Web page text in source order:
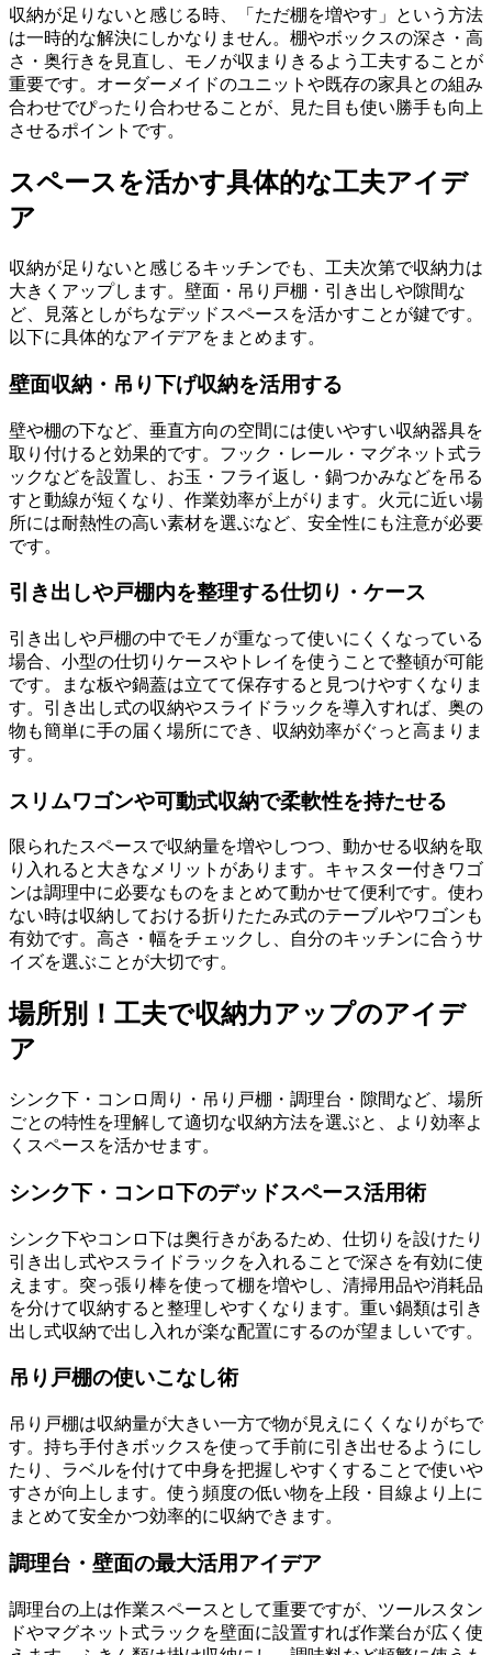
収納が足りないと感じる時、「ただ棚を増やす」という方法
は一時的な解決にしかなりません。棚やボックスの深さ・高
さ・奥行きを見直し、モノが収まりきるよう工夫することが
重要です。オーダーメイドのユニットや既存の家具との組み
合わせでぴったり合わせることが、見た目も使い勝手も向上
させるポイントです。
スペースを活かす具体的な工夫アイデ
ア
収納が足りないと感じるキッチンでも、工夫次第で収納力は
大きくアップします。壁面・吊り戸棚・引き出しや隙間な
ど、見落としがちなデッドスペースを活かすことが鍵です。
以下に具体的なアイデアをまとめます。
壁面収納・吊り下げ収納を活用する
壁や棚の下など、垂直方向の空間には使いやすい収納器具を
取り付けると効果的です。フック・レール・マグネット式ラ
ックなどを設置し、お玉・フライ返し・鍋つかみなどを吊る
すと動線が短くなり、作業効率が上がります。火元に近い場
所には耐熱性の高い素材を選ぶなど、安全性にも注意が必要
です。
引き出しや戸棚内を整理する仕切り・ケース
引き出しや戸棚の中でモノが重なって使いにくくなっている
場合、小型の仕切りケースやトレイを使うことで整頓が可能
です。まな板や鍋蓋は立てて保存すると見つけやすくなりま
す。引き出し式の収納やスライドラックを導入すれば、奥の
物も簡単に手の届く場所にでき、収納効率がぐっと高まりま
す。
スリムワゴンや可動式収納で柔軟性を持たせる
限られたスペースで収納量を増やしつつ、動かせる収納を取
り入れると大きなメリットがあります。キャスター付きワゴ
ンは調理中に必要なものをまとめて動かせて便利です。使わ
ない時は収納しておける折りたたみ式のテーブルやワゴンも
有効です。高さ・幅をチェックし、自分のキッチンに合うサ
イズを選ぶことが大切です。
場所別！工夫で収納力アップのアイデ
ア
シンク下・コンロ周り・吊り戸棚・調理台・隙間など、場所
ごとの特性を理解して適切な収納方法を選ぶと、より効率よ
くスペースを活かせます。
シンク下・コンロ下のデッドスペース活用術
シンク下やコンロ下は奥行きがあるため、仕切りを設けたり
引き出し式やスライドラックを入れることで深さを有効に使
えます。突っ張り棒を使って棚を増やし、清掃用品や消耗品
を分けて収納すると整理しやすくなります。重い鍋類は引き
出し式収納で出し入れが楽な配置にするのが望ましいです。
吊り戸棚の使いこなし術
吊り戸棚は収納量が大きい一方で物が見えにくくなりがちで
す。持ち手付きボックスを使って手前に引き出せるようにし
たり、ラベルを付けて中身を把握しやすくすることで使いや
すさが向上します。使う頻度の低い物を上段・目線より上に
まとめて安全かつ効率的に収納できます。
調理台・壁面の最大活用アイデア
調理台の上は作業スペースとして重要ですが、ツールスタン
ドやマグネット式ラックを壁面に設置すれば作業台が広く使